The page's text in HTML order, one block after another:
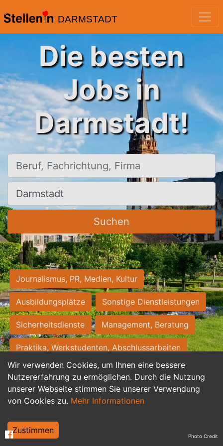
DARMSTADT
Wir verwenden Cookies, um Ihnen eine bessere
Nutzererfahrung zu ermöglichen. Durch die Nutzung
unserer Webseite stimmen Sie unserer Verwendung
von Cookies zu. Mehr Informationen
Zustimmen
Die besten
Jobs in
Darmstadt!
Beruf, Fachrichtung, Firma
Ort, Stadt
Suchen
Journalismus, PR, Medien, Kultur
Ausbildungsplätze Sonstige Dienstleistungen
Sicherheitsdienste Management, Beratung
Praktika, Werkstudenten, Abschlussarbeiten
Personalwesen Assistenz, Sekretariat
Hilfskräfte, Aushilfs- und Nebenjobs
Weiterbildung, Studium, duale Ausbildung Photo Credit